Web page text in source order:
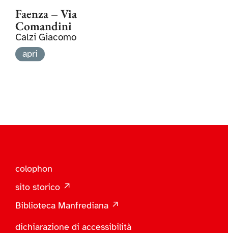
Faenza – Via
Comandini
Calzi Giacomo
apri
colophon
sito storico ↗
Biblioteca Manfrediana ↗
dichiarazione di accessibilità